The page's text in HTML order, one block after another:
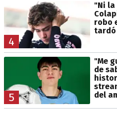
4
"Ni la
robo
tardó
5
"Me
de
del